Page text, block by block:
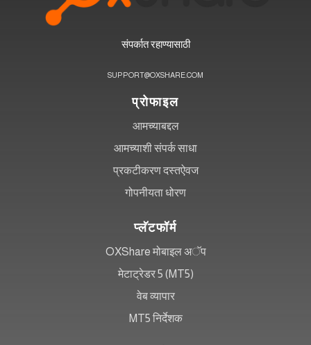
संपर्कात रहाण्यासाठी
SUPPORT@OXSHARE.COM
प्रोफाइल
आमच्याबद्दल
आमच्याशी संपर्क साधा
प्रकटीकरण दस्तऐवज
गोपनीयता धोरण
प्लॅटफॉर्म
OXShare मोबाइल अॅप
मेटाट्रेडर 5 (MT5)
वेब व्यापार
MT5 निर्देशक